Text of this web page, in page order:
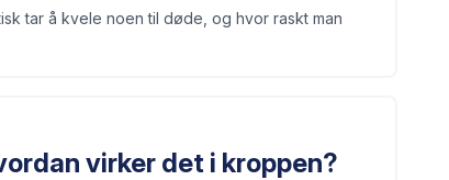
tar å kvele noen til døde, og hvor raskt man
virker det i kroppen?